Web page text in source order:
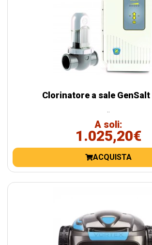
Clorinatore a sale GenSalt
A soli:
1.025,20€
ACQUISTA